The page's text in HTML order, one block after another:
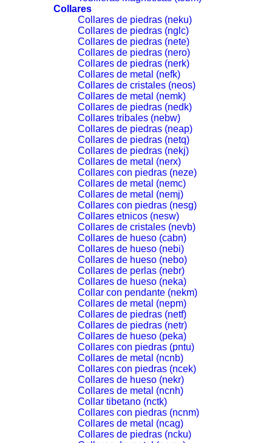
Collares
Collares de piedras (neku)
Collares de piedras (nglc)
Collares de piedras (nete)
Collares de piedras (nero)
Collares de piedras (nerk)
Collares de metal (nefk)
Collares de cristales (neos)
Collares de metal (nemk)
Collares de piedras (nedk)
Collares tribales (nebw)
Collares de piedras (neap)
Collares de piedras (netq)
Collares de piedras (nekj)
Collares de metal (nerx)
Collares con piedras (neze)
Collares de metal (nemc)
Collares de metal (nemj)
Collares con piedras (nesg)
Collares etnicos (nesw)
Collares de cristales (nevb)
Collares de hueso (cabn)
Collares de hueso (nebi)
Collares de hueso (nebo)
Collares de perlas (nebr)
Collares de hueso (neka)
Collar con pendante (nekm)
Collares de metal (nepm)
Collares de piedras (netf)
Collares de piedras (netr)
Collares de hueso (peka)
Collares con piedras (pntu)
Collares de metal (ncnb)
Collares con piedras (ncek)
Collares de hueso (nekr)
Collares de metal (ncnh)
Collar tibetano (nctk)
Collares con piedras (ncnm)
Collares de metal (ncag)
Collares de piedras (ncku)